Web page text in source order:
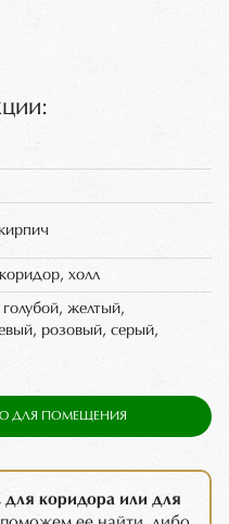
холл
желтый,
розовый, серый,
ДЛЯ ПОМЕЩЕНИЯ
коридора или для